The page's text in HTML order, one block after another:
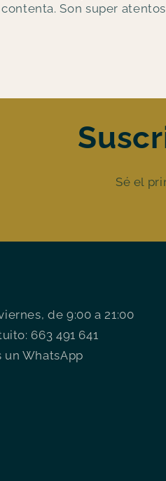
Son super
Sé el
de 9:00 a 21:00
663 491 641
un WhatsApp